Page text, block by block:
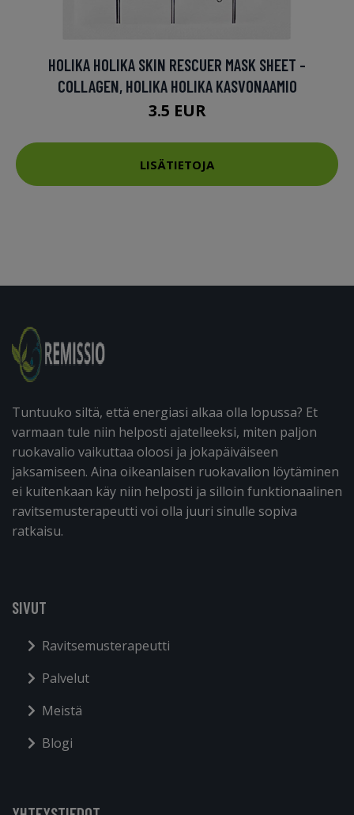
HOLIKA HOLIKA SKIN RESCUER MASK SHEET -
COLLAGEN, HOLIKA HOLIKA KASVONAAMIO
3.5 EUR
LISÄTIETOJA
Tuntuuko siltä, että energiasi alkaa olla lopussa? Et
varmaan tule niin helposti ajatelleeksi, miten paljon
ruokavalio vaikuttaa oloosi ja jokapäiväiseen
jaksamiseen. Aina oikeanlaisen ruokavalion löytäminen
ei kuitenkaan käy niin helposti ja silloin funktionaalinen
ravitsemusterapeutti voi olla juuri sinulle sopiva
ratkaisu.
SIVUT
Ravitsemusterapeutti
Palvelut
Meistä
Blogi